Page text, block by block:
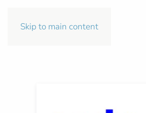
Skip to main content